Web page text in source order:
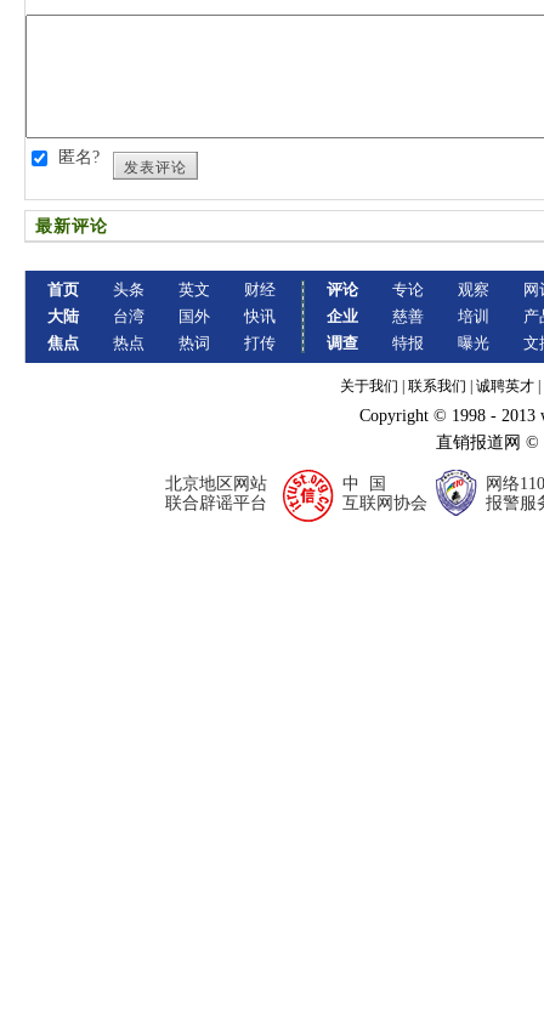
匿名?
发表评论
最新评论
首页
大陆
焦点
头条
台湾
热点
英文
国外
热词
财经
快讯
打传
评论
企业
调查
专论
慈善
特报
观察
培训
曝光
网
产
文
关于我们 联系我们 诚聘英才
Copyright © 1998 - 2013
直销报道网
北京地区网站
联合辟谣平台
中 国
互联网协会
网络110
报警服